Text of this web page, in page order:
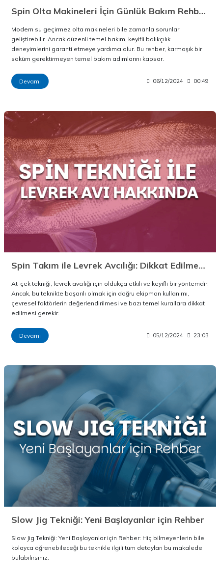
Spin Olta Makineleri İçin Günlük Bakım Rehberi
Modern su geçirmez olta makineleri bile zamanla sorunlar
geliştirebilir. Ancak düzenli temel bakım, keyifli balıkçılık
deneyimlerini garanti etmeye yardımcı olur. Bu rehber, karmaşık bir
söküm gerektirmeyen temel bakım adımlarını kapsar.
Devamı 06/12/2024 00:49
Spin Takım ile Levrek Avcılığı: Dikkat Edilmesi Gereken Hususlar
At-çek tekniği, levrek avcılığı için oldukça etkili ve keyifli bir yöntemdir.
Ancak, bu teknikte başarılı olmak için doğru ekipman kullanımı,
çevresel faktörlerin değerlendirilmesi ve bazı temel kurallara dikkat
edilmesi gerekir.
Devamı 05/12/2024 23:03
Slow Jig Tekniği: Yeni Başlayanlar için Rehber
Slow Jig Tekniği: Yeni Başlayanlar için Rehber: Hiç bilmeyenlerin bile
kolayca öğrenebileceği bu teknikle ilgili tüm detayları bu makalede
bulabilirsiniz.